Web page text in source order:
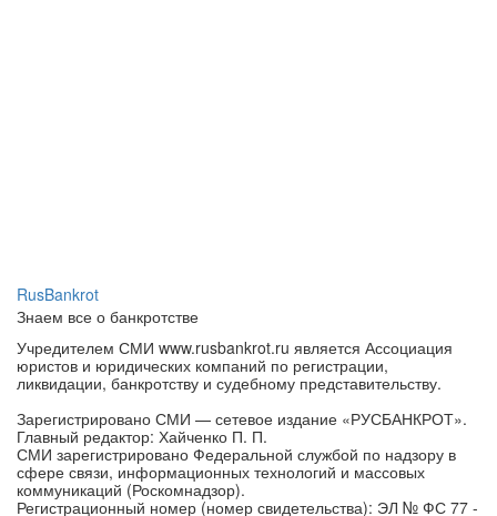
Знаем все о банкротстве
Учредителем СМИ www.rusbankrot.ru является Ассоциация
юристов и юридических компаний по регистрации,
ликвидации, банкротству и судебному представительству.
Зарегистрировано СМИ — сетевое издание «РУСБАНКРОТ».
Главный редактор: Хайченко П. П.
СМИ зарегистрировано Федеральной службой по надзору в
сфере связи, информационных технологий и массовых
коммуникаций (Роскомнадзор).
Регистрационный номер (номер свидетельства): ЭЛ № ФС 77 -
77278 от 05.12.2019.